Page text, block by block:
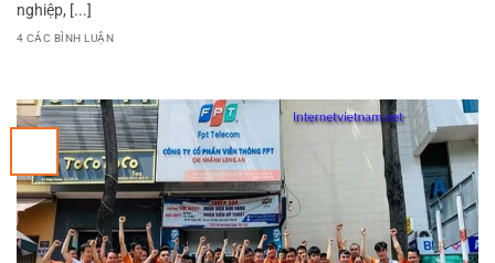
nghiệp, [...]
4 CÁC BÌNH LUẬN